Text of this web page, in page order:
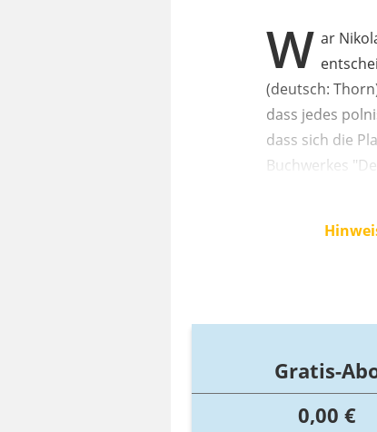
W ar
(deutsch:
dass jedes
dass sich die
Buchwerkes
Gratis-
0,00 €